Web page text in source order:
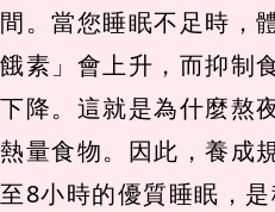
間。當您睡眠不足時，
餓素」會上升，而抑制
下降。這就是為什麼熬
熱量食物。因此，養成
至8小時的優質睡眠，